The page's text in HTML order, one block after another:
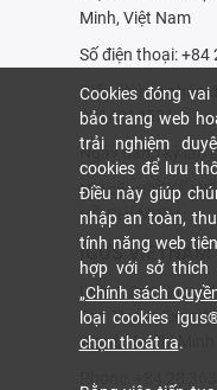
Minh, Việt Nam
Số điện thoại: +84
Giấy chứng nhận
0314214531
Ngày đăng ký lần
Nơi cấp: SỞ KẾ
HỒ CHÍ MINH
IGUS
Unit 4, 3rd Floor,
Tan Thuan Export
Ward, Ho Chi Minh
Cookies đóng
bảo trang web
trải nghiệm
cookies để lưu
Điều này giúp
nhập an toàn,
tính năng web
hợp với sở thích
„Chính sách
loại cookies
chọn thoát ra.